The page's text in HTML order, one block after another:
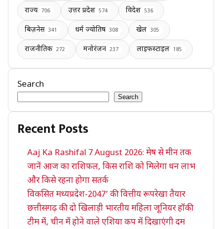
राज्य 706 उत्तर प्रदेश 574 विदेश 536
बिज़नेस 341 धर्म ज्योतिष 308 खेल 305
राजनीतिक 272 मनोरंजन 237 लाइफस्टाइल 185
Search
Search
Recent Posts
Aaj Ka Rashifal 7 August 2026: मेष से मीन तक
जानें आज का राशिफल, किस राशि को मिलेगा धन लाभ
और किसे रहना होगा सतर्क
विकसित मध्यप्रदेश-2047’ की वित्तीय रूपरेखा तैयार
छत्तीसगढ़ की दो खिलाड़ी भारतीय महिला जूनियर हॉकी
टीम में, चीन में होने वाले एशिया कप में दिखाएंगी दम